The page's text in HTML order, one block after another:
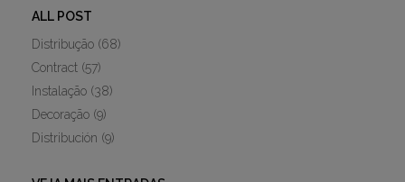
ALL POST
Distribução (68)
Contract (57)
Instalação (38)
Decoração (9)
Distribución (9)